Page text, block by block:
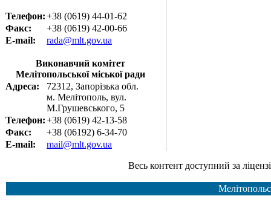
Телефон:+38 (0619) 44-01-62
Факс:
+38 (0619) 42-00-66
E-mail:
rada@mlt.gov.ua
Виконавчий комітет
Мелітопольської міської ради
Адреса:
72312, Запорізька обл.
м. Мелітополь, вул.
М.Грушевського, 5
Телефон:+38 (0619) 42-13-58
Факс:
+38 (06192) 6-34-70
E-mail:
mail@mlt.gov.ua
Весь контент доступний за ліцензією Creative